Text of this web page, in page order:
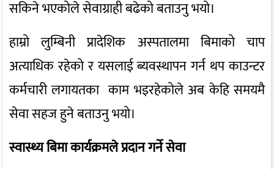
सकिने भएकोले सेवाग्राही बढेको बताउनु भयो।
हाम्रो लुम्बिनी प्रादेशिक अस्पतालमा बिमाको चाप
अत्याधिक रहेको र यसलाई ब्यवस्थापन गर्न थप काउन्टर
कर्मचारी लगायतका काम भइरहेकोले अब केहि समयमै
सेवा सहज हुने बताउनु भयो।
स्वास्थ्य बिमा कार्यक्रमले प्रदान गर्ने सेवा